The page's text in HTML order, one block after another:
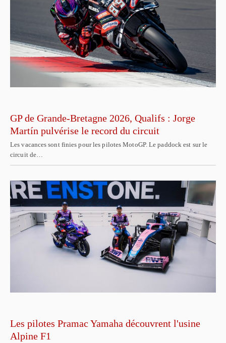
GP de Grande-Bretagne 2026, Qualifs : Jorge
Martín pulvérise le record du circuit
Les vacances sont finies pour les pilotes MotoGP. Le paddock est sur le
circuit de…
Les pilotes Pramac Yamaha découvrent l'usine
Alpine F1